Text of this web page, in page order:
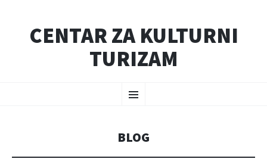
CENTAR ZA KULTURNI
TURIZAM
Menu
TO
BLOG